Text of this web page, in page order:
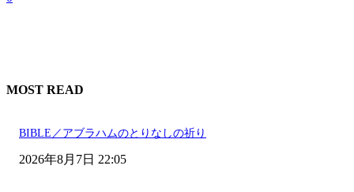
MOST READ
BIBLE／アブラハムのとりなしの祈り
2026年8月7日 22:05